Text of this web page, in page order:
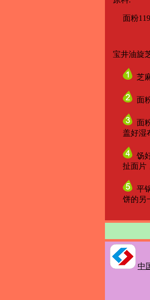
面粉1190
宝井油旋
芝
面
面
盖好湿布
饧
扯面片，
平
饼的另一
中